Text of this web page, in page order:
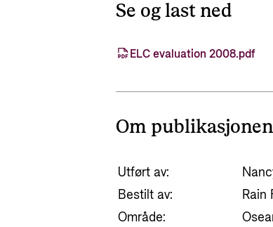
Se og last ned
ELC evaluation 2008.pdf
Om publikasjonen
Utført av:
Bestilt av:
Rain
Område: